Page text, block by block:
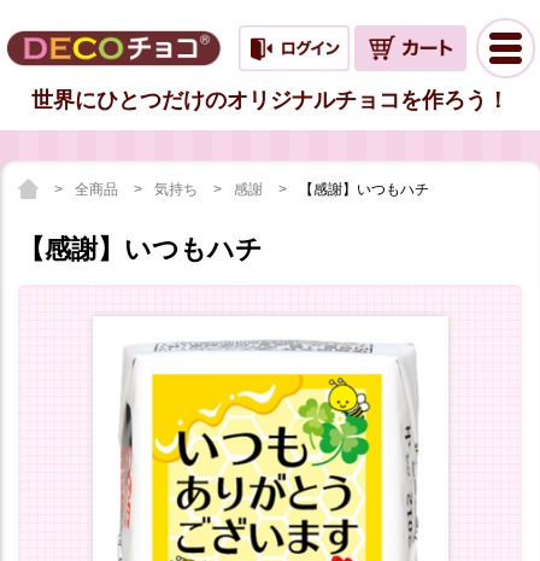
世界にひとつだけのオリジナルチョコを作ろう！
全商品 気持ち 感謝 【感謝】いつもハチ
【感謝】いつもハチ